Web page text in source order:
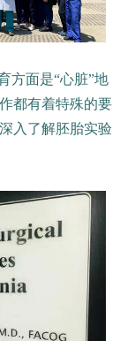
方面是“心脏”地
都有着特殊的要
入了解胚胎实验